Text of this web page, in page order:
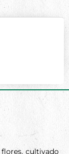
cultivado